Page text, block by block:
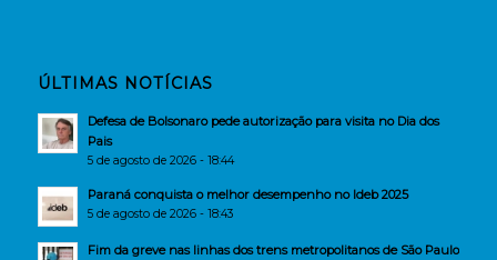
ÚLTIMAS NOTÍCIAS
Defesa de Bolsonaro pede autorização para visita no Dia dos
Pais
5 de agosto de 2026 - 18:44
Paraná conquista o melhor desempenho no Ideb 2025
5 de agosto de 2026 - 18:43
Fim da greve nas linhas dos trens metropolitanos de São Paulo